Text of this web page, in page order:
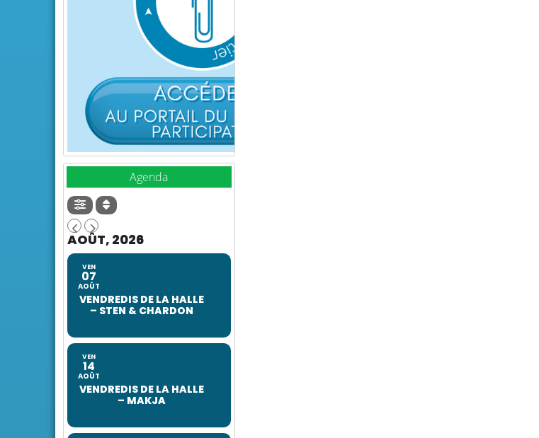
Agenda
AOÛT, 2026
VEN
07
AOÛT
VENDREDIS DE LA HALLE
– STEN & CHARDON
VEN
14
AOÛT
VENDREDIS DE LA HALLE
– MAKJA